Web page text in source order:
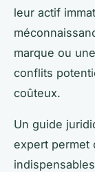
leur actif
marque ou
conflits
coûteux.
Un guide
expert permet